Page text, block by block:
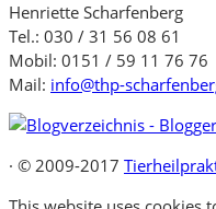
Henriette Scharfenberg
Tel.: 030 / 31 56 08 61
Mobil: 0151 / 59 11 76 76
Mail: info@thp-
· © 2009-2017